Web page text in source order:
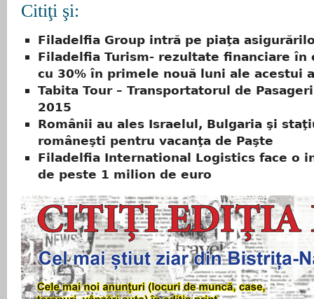
Citiţi şi:
Filadelfia Group intră pe piaţa
Filadelfia Turism- rezultate financiare în
cu 30% în primele nouă luni ale acestui
Tabita Tour – Transportatorul de
2015
Românii au ales Israelul, Bulgaria şi
româneşti pentru vacanţa de Paşte
Filadelfia International Logistics face o
de peste 1 milion de euro